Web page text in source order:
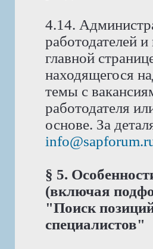
4.14.
работодателей
главной
находящегося
темы с
работодателя
основе. За
§ 5.
(включая
"Поиск
специалистов"